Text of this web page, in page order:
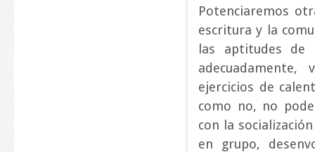
Potenciaremos
escritura y la
las aptitudes
ejercicios de
como no, no
con la
en grupo,